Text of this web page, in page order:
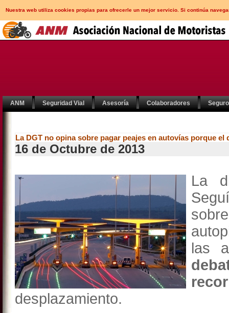
Nuestra web utiliza cookies propias para ofrecerle un mejor servicio. Si continúa
ANM Seguridad Vial Asesoría Colaboradores
La DGT no opina sobre pagar peajes en autovías porque el
16 de Octubre de 2013
La
las
desplazamiento.